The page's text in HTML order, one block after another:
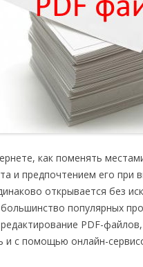
как поменять
и предпочтением его при
открывается без
популярных
PDF-
и с помощью онлайн-